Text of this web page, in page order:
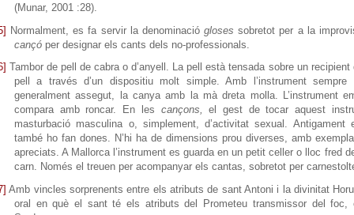
(Munar, 2001 :28).
Normalment, es fa servir la denominaciógloses sobretot per a la
cançó per designar els cants dels no-professionals.
Tambor de pell de cabra o d’anyell. La pell està tensada sobre un
pell a través d’un dispositiu molt simple. Amb l’instrument
generalment assegut, la canya amb la mà dreta molla. L’instrument
compara amb roncar. En les cançons,el gest de tocar aquest
masturbació masculina o, simplement, d’activitat sexual.
també ho fan dones. N’hi ha de dimensions prou diverses, amb
apreciats. A Mallorca l’instrument es guarda en un petit celler o lloc fred
carn. Només el treuen per acompanyar els cantas, sobretot per
Amb vincles sorprenents entre els atributs de sant Antoni i la divinitat
oral en què el sant té els atributs del Prometeu transmissor del foc,